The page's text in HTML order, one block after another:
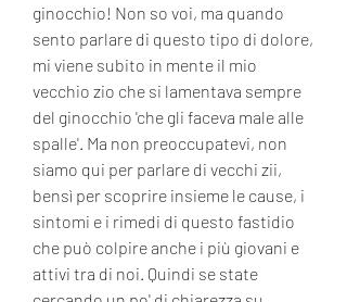
ginocchio! Non so voi, ma quando
sento parlare di questo tipo di dolore,
mi viene subito in mente il mio
vecchio zio che si lamentava sempre
del ginocchio 'che gli faceva male alle
spalle'. Ma non preoccupatevi, non
siamo qui per parlare di vecchi zii,
bensì per scoprire insieme le cause, i
sintomi e i rimedi di questo fastidio
che può colpire anche i più giovani e
attivi tra di noi. Quindi se state